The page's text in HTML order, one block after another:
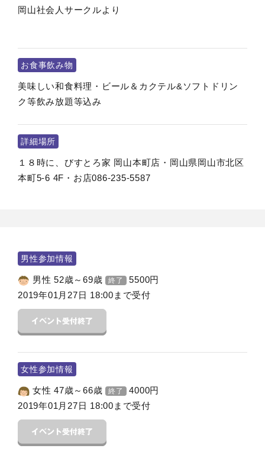
岡山社会人サークルより
お食事飲み物
美味しい和食料理・ビール＆カクテル&ソフトドリン
ク等飲み放題等込み
詳細場所
１８時に、びすとろ家 岡山本町店・岡山県岡山市北区
本町5-6 4F・お店086-235-5587
男性参加情報
男性 52歳～69歳 終了 5500円
2019年01月27日 18:00まで受付
女性参加情報
女性 47歳～66歳 終了 4000円
2019年01月27日 18:00まで受付